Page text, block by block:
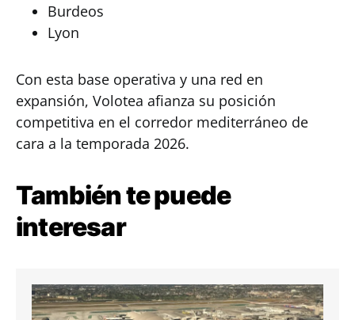
Burdeos
Lyon
Con esta base operativa y una red en
expansión, Volotea afianza su posición
competitiva en el corredor mediterráneo de
cara a la temporada 2026.
También te puede
interesar